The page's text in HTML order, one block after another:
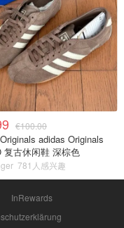
€100.00
adidas Originals
复古休闲鞋 深棕色
781人感兴趣
InRewards